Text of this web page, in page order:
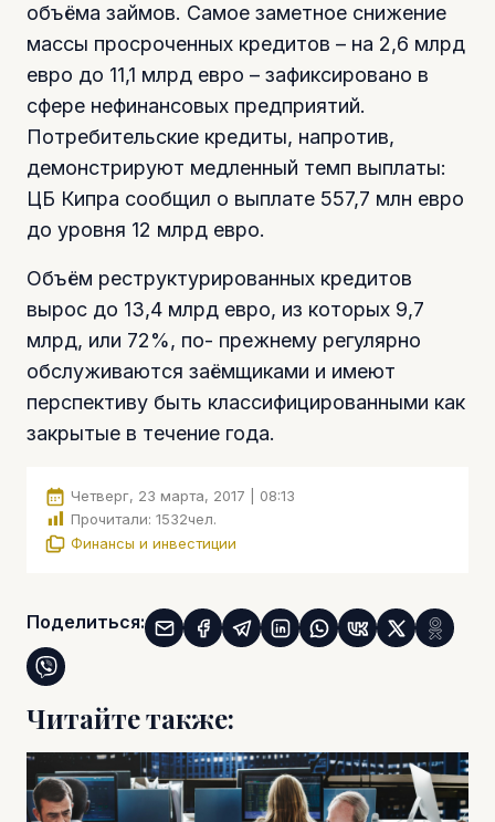
объёма займов. Самое заметное снижение
массы просроченных кредитов – на 2,6 млрд
евро до 11,1 млрд евро – зафиксировано в
сфере нефинансовых предприятий.
Потребительские кредиты, напротив,
демонстрируют медленный темп выплаты:
ЦБ Кипра сообщил о выплате 557,7 млн евро
до уровня 12 млрд евро.
Объём реструктурированных кредитов
вырос до 13,4 млрд евро, из которых 9,7
млрд, или 72%, по- прежнему регулярно
обслуживаются заёмщиками и имеют
перспективу быть классифицированными как
закрытые в течение года.
Четверг, 23 марта, 2017 | 08:13
Прочитали: 1532чел.
Финансы и инвестиции
Поделиться:
Читайте также: